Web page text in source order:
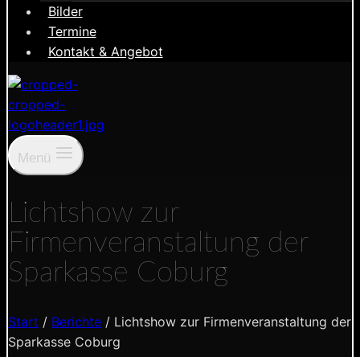
Bilder
Termine
Kontakt & Angebot
Menü
Lichtshow zur
Firmenveranstaltung der
Sparkasse Coburg
Start / Berichte / Lichtshow zur Firmenveranstaltung der
Sparkasse Coburg